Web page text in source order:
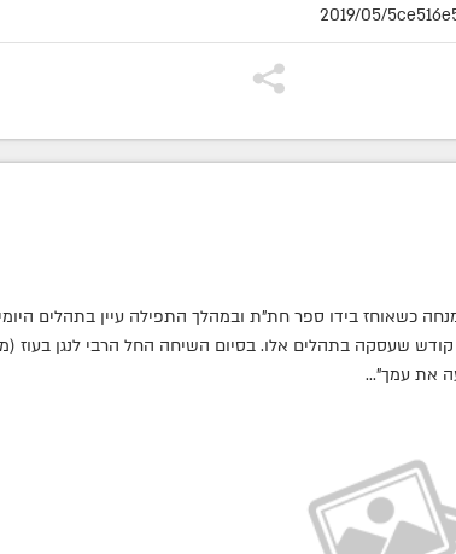
2019/05/
כשאוחז בידו ספר חת"ת ובמהלך התפילה עיין בתהלים
שעסקה בתהלים אלו. בסיום השיחה החל הרבי לנגן בעוז
את עמך"...